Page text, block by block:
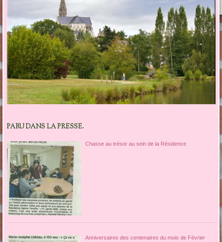
PARU DANS LA PRESSE.
Chasse au trésor au sein de la Résidence
Anniversaires des centenaires du mois de Février